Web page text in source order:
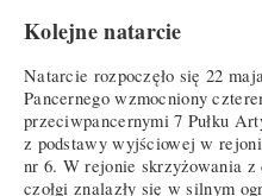
Kolejne natarcie
Natarcie rozpoczęło się 22
Pancernego wzmocniony
przeciwpancernymi 7 Pułku
z podstawy wyjściowej w
nr 6. W rejonie skrzyżowania z
czołgi znalazły się w silnym